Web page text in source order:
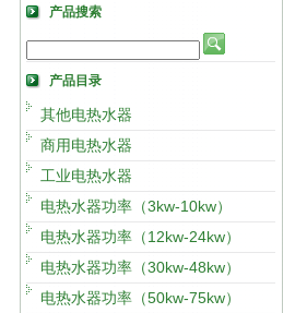
产品搜索
产品目录
其他电热水器
商用电热水器
工业电热水器
电热水器功率（3kw-10kw）
电热水器功率（12kw-24kw）
电热水器功率（30kw-48kw）
电热水器功率（50kw-75kw）